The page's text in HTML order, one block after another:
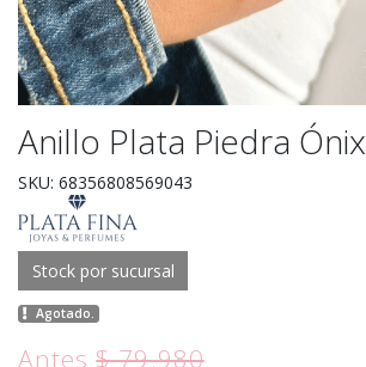
Anillo Plata Piedra Ónix
SKU: 68356808569043
Stock por sucursal
Agotado.
Antes$ 79.980